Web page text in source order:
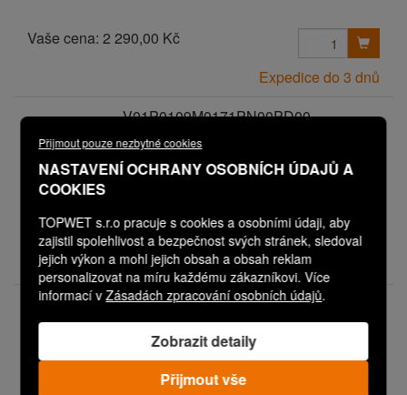
Přijmout pouze nezbytné cookies
NASTAVENÍ OCHRANY OSOBNÍCH ÚDAJŮ A
COOKIES
TOPWET s.r.o pracuje s cookies a osobními údaji, aby
zajistil spolehlivost a bezpečnost svých stránek, sledoval
jejich výkon a mohl jejich obsah a obsah reklam
personalizovat na míru každému zákazníkovi. Více
informací vZásadách zpracování osobních údajů.
Zobrazit detaily
Přijmout vše
Vaše cena: 2 290,00 Kč
Expedice do 3 dnů
V01P0109M0171PN00PD00
TW 125 S EPDM ELEVATE SA
FLASHING
Svislá střešní vpust s integrovanou
Vaše cena:3 190,00 Kč
Expedice do 3 dnů
V01P0109M0172PN00PD00
TW 125 S EPDM RESITRIX SK W
FULL BOND
Svislá střešní vpust s integrovanou
EPDM manžetou